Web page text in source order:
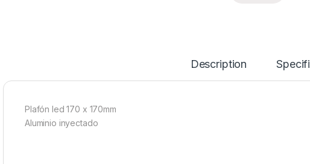
Description
Plafón led 170 x 170mm
Aluminio inyectado